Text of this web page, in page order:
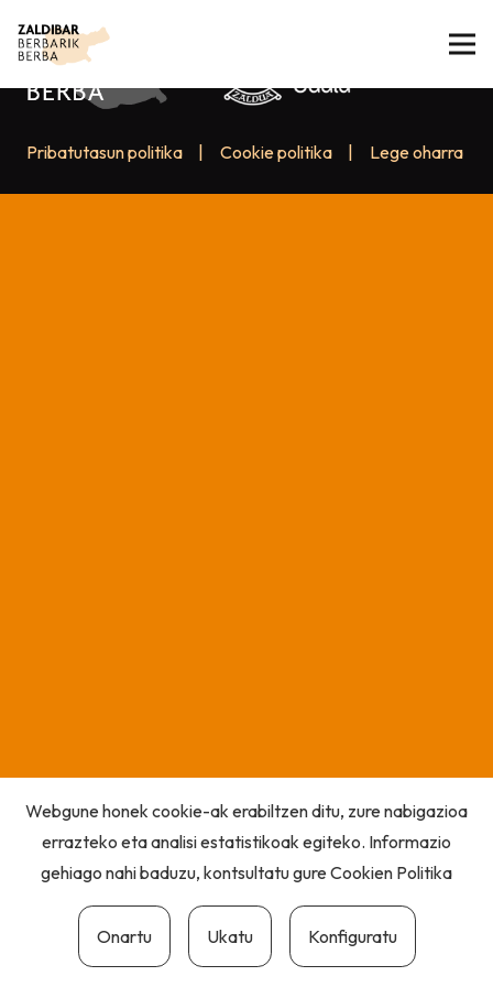
Pribatutasun politika Cookie politika Lege oharra
Webgune honek cookie-ak erabiltzen ditu, zure nabigazioa
errazteko eta analisi estatistikoak egiteko. Informazio
gehiago nahi baduzu, kontsultatu gureCookien Politika
Onartu Ukatu Konfiguratu